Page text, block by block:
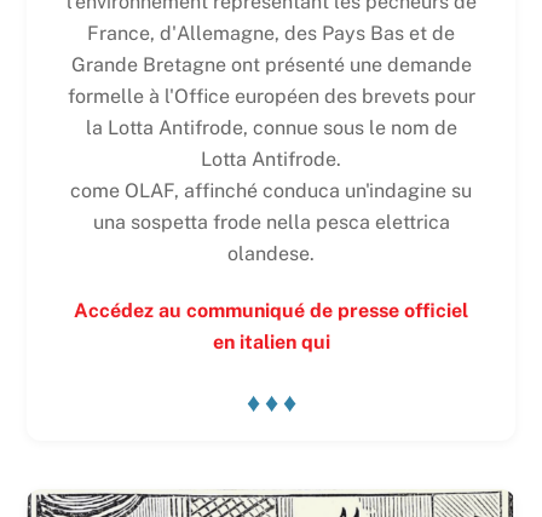
France, d'Allemagne, des Pays Bas et de
Grande Bretagne ont présenté une demande
formelle à l'Office européen des brevets pour
la Lotta Antifrode, connue sous le nom de
Lotta Antifrode.
come OLAF, affinché conduca un'indagine su
una sospetta frode nella pesca elettrica
olandese.
Accédez au communiqué de presse officiel
en italien qui
♦ ♦ ♦